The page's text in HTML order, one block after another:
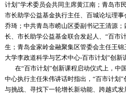
计划”学术委员会共同主席黄江南；青岛市
市长助学公益基金执行主任、百城论坛理
乔琦；中共青岛市崂山区委副书记王清源
长、市长助学公益基金联合发起人、“百市
生；青岛金家岭金融聚集区管委会主任王
大学李政道科学与艺术中心-百市计划”创新
在“百市计划”创新课程启动仪式上，中
中心执行主任朱伟讲话时指出，“百市计划
与挑战、寻找下一轮增长新动能、跨越式